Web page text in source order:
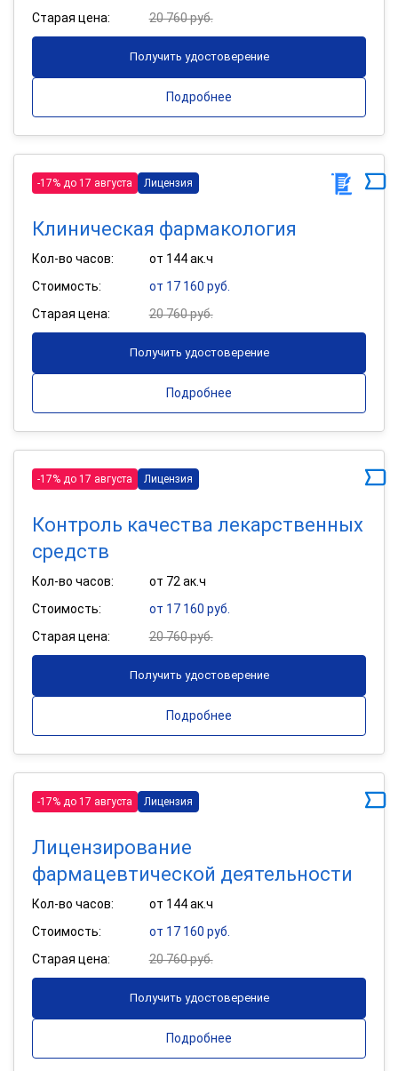
Старая цена:
20 760 руб.
Получить удостоверение
Подробнее
-17% до 17 августа Лицензия
Клиническая фармакология
Кол-во часов:
от 144 ак.ч
Стоимость:
от 17 160 руб.
Старая цена:
20 760 руб.
Получить удостоверение
Подробнее
-17% до 17 августа Лицензия
Контроль качества лекарственных
средств
Кол-во часов:
от 72 ак.ч
Стоимость:
от 17 160 руб.
Старая цена:
20 760 руб.
Получить удостоверение
Подробнее
-17% до 17 августа Лицензия
Лицензирование
фармацевтической деятельности
Кол-во часов:
от 144 ак.ч
Стоимость:
от 17 160 руб.
Старая цена:
20 760 руб.
Получить удостоверение
Подробнее